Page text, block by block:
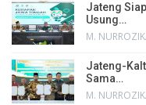
Jateng
Usung…
M.
Jateng-
Sama…
M.